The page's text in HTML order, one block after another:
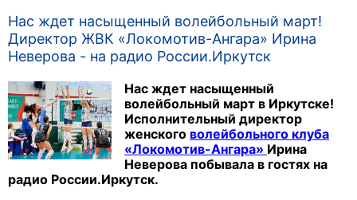
Нас ждет насыщенный волейбольный март!
Директор ЖВК «Локомотив-Ангара» Ирина
Неверова - на радио России.Иркутск
Нас ждет насыщенный
волейбольный март в Иркутске!
Исполнительный директор
женского волейбольного клуба
«Локомотив-Ангара» Ирина
Неверова побывала в гостях на
радио России.Иркутск.